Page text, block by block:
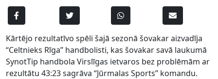
Kārtējo rezultatīvo spēli šajā sezonā šovakar aizvadīja
“Celtnieks Rīga” handbolisti, kas šovakar savā laukumā
SynotTip handbola Virslīgas ietvaros bez problēmām ar
rezultātu 43:23 sagrāva “Jūrmalas Sports” komandu.